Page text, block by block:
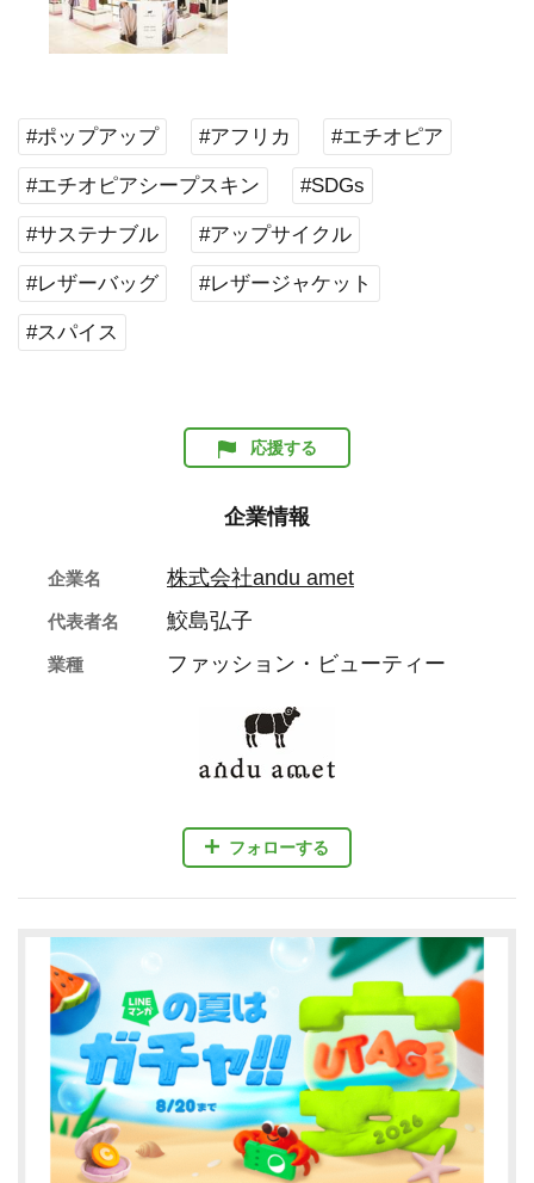
#ポップアップ #アフリカ #エチオピア
#エチオピアシープスキン #SDGs
#サステナブル #アップサイクル
#レザーバッグ #レザージャケット
#スパイス
応援する
企業情報
フォローする
企業名 株式会社andu amet
代表者名 鮫島弘子
業種 ファッション・ビューティー